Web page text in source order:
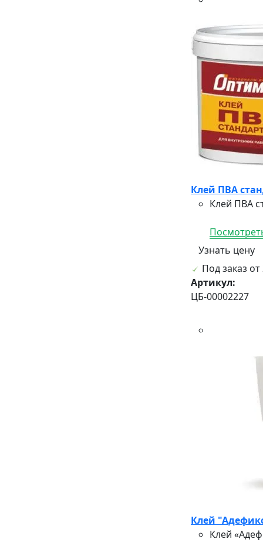
Клей ПВА
Клей ПВА
Узнать цену
Под заказ от
Артикул:
ЦБ-00002227
Клей
Клей